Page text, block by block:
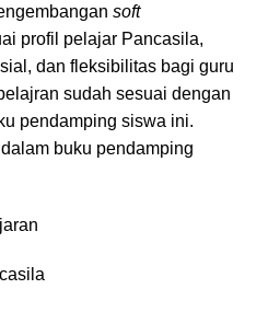
soft
profil pelajar Pancasila,
dan fleksibilitas bagi guru
sudah sesuai dengan
pendamping siswa ini.
buku pendamping